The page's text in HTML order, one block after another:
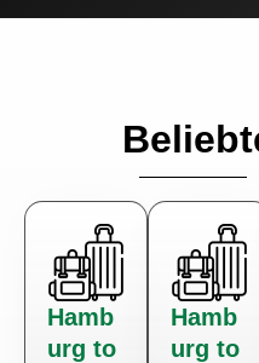
Hamb
urg to
Hamb
urg to